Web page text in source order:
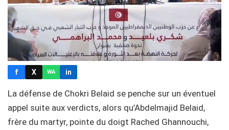
f X WA in
La défense de Chokri Belaid se penche sur un éventuel
appel suite aux verdicts, alors qu’Abdelmajid Belaid,
frère du martyr, pointe du doigt Rached Ghannouchi,